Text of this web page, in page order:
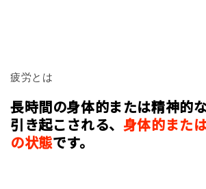
疲労とは
長時間の身体的または精神的
引き起こされる、 身体的また
の状態です。